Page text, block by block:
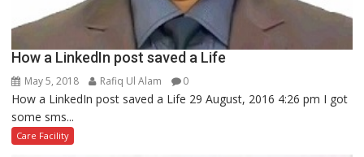
How a LinkedIn post saved a Life
May 5, 2018 Rafiq Ul Alam 0
How a LinkedIn post saved a Life 29 August, 2016 4:26 pm I got
some sms...
Care Facility